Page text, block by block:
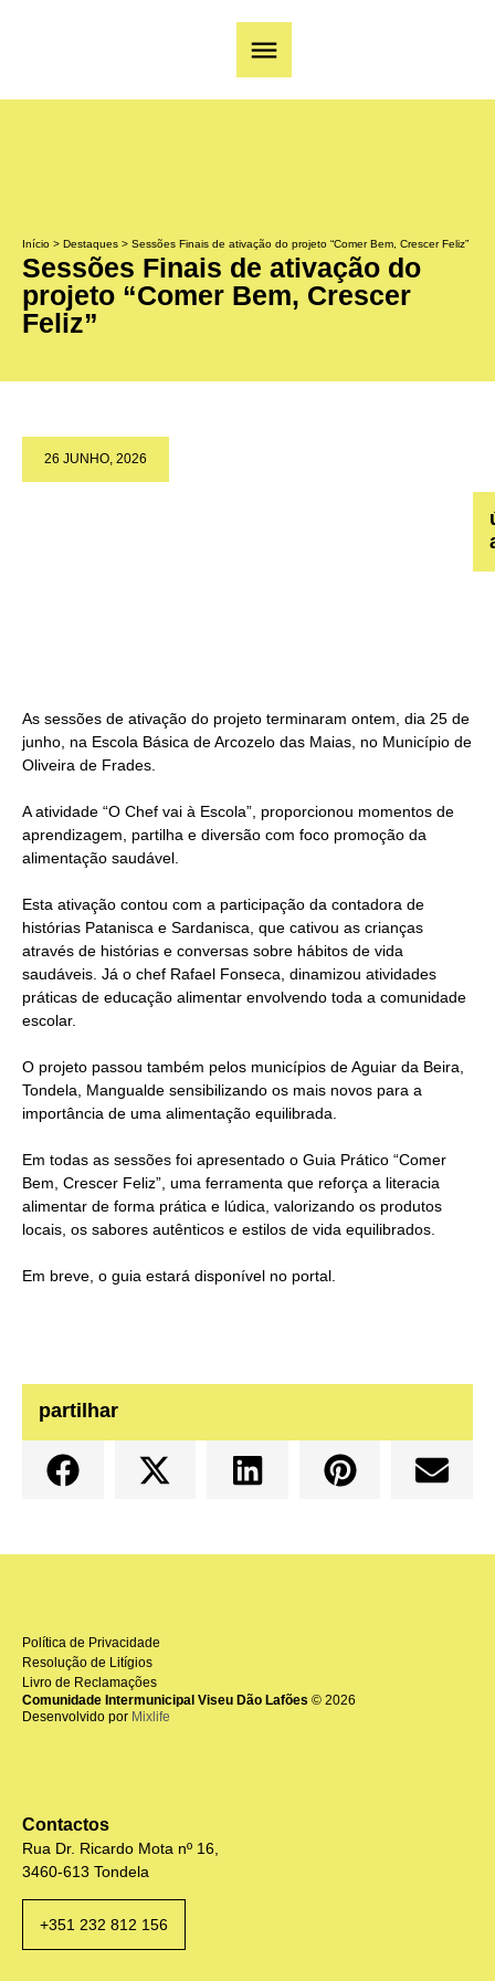
Início > Destaques > Sessões Finais de ativação do projeto “Comer Bem, Crescer Feliz”
Sessões Finais de ativação do
projeto “Comer Bem, Crescer
Feliz”
26 JUNHO, 2026
As sessões de ativação do projeto terminaram ontem, dia 25 de
junho, na Escola Básica de Arcozelo das Maias, no Município de
Oliveira de Frades.
A atividade “O Chef vai à Escola”, proporcionou momentos de
aprendizagem, partilha e diversão com foco promoção da
alimentação saudável.
Esta ativação contou com a participação da contadora de
histórias Patanisca e Sardanisca, que cativou as crianças
através de histórias e conversas sobre hábitos de vida
saudáveis. Já o chef Rafael Fonseca, dinamizou atividades
práticas de educação alimentar envolvendo toda a comunidade
escolar.
O projeto passou também pelos municípios de Aguiar da Beira,
Tondela, Mangualde sensibilizando os mais novos para a
importância de uma alimentação equilibrada.
Em todas as sessões foi apresentado o Guia Prático “Comer
Bem, Crescer Feliz”, uma ferramenta que reforça a literacia
alimentar de forma prática e lúdica, valorizando os produtos
locais, os sabores autênticos e estilos de vida equilibrados.
Em breve, o guia estará disponível no portal.
partilhar
Política de Privacidade
Resolução de Litígios
Livro de Reclamações
Comunidade Intermunicipal Viseu Dão Lafões © 2026
Desenvolvido por Mixlife
Contactos
Rua Dr. Ricardo Mota nº 16,
3460-613 Tondela
+351 232 812 156